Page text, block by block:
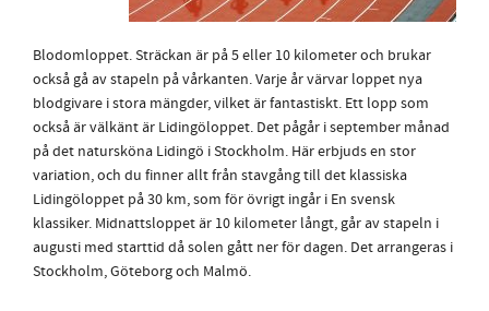
Blodomloppet. Sträckan är på 5 eller 10 kilometer och brukar
också gå av stapeln på vårkanten. Varje år värvar loppet nya
blodgivare i stora mängder, vilket är fantastiskt. Ett lopp som
också är välkänt är Lidingöloppet. Det pågår i september månad
på det natursköna Lidingö i Stockholm. Här erbjuds en stor
variation, och du finner allt från stavgång till det klassiska
Lidingöloppet på 30 km, som för övrigt ingår i En svensk
klassiker. Midnattsloppet är 10 kilometer långt, går av stapeln i
augusti med starttid då solen gått ner för dagen. Det arrangeras i
Stockholm, Göteborg och Malmö.